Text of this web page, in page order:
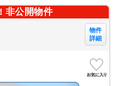
非公開物件
物件
詳細